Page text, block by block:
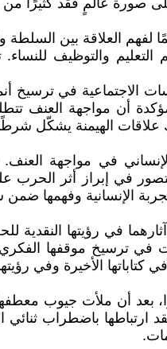
عالمٍ فقد كثيرًا من
والتوظيف
الاجتماعية في ترسيخ
مؤكدة أن مواجهة
الهيمنة يشكّل شرطًا
في مواجهة العنف.
في إبراز أثر الحرب
الإنسانية وفهمها
في رؤيتها النقدية
في ترسيخ موقفها
الأخيرة وفي
في إنجلترا، بعد أن ملأت
ارتباطها باضطراب